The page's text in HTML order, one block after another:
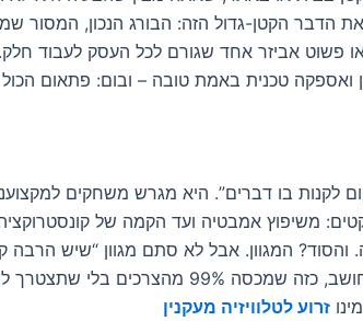
הדבר הקטן-גדול הזה: הבורג הנכון, המסור
פשוט אביזר אחד שגורם לכל העסק לעבוד
ואספקה טכנית באמת טובה – ובום: פתאום
לקנות בו דברים”. היא מגרש משחקים
משיפוץ אמבטיה ועד הקמה של
והסוד? המגוון. אבל לא סתם מגוון “שיש הרבה
המדף”, אלא מגוון איכותי, מחושב, כזה שמכסה 99%
זרוע לטלוויזיה מעקנין